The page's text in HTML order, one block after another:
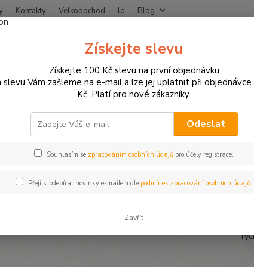
Kontakty Velkoobchod lp Blog
Hledat
Teplo a bezpečí Termoprádlo -365+
-365+ Thermoboy
Získejte slevu
Získejte 100 Kč slevu na první objednávku
slevu Vám zašleme na e-mail a lze jej uplatnit při
Kč. Platí pro nové zákazníky.
Odeslat
Souhlasím se zpracováním osobních údajů pro účely registrace.
Přeji si odebírat novinky e-mailem dle podmínek zpracování osobních údajů.
Zavřít